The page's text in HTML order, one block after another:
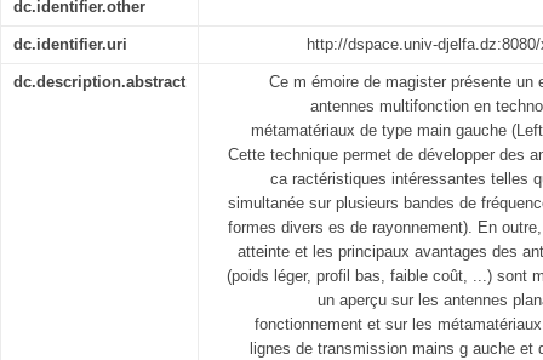
dc.identifier.other
dc.identifier.uri http://dspace.univ-
dc.description.abstract
Ce m émoire de magister présente un
antennes multifonction en
métamatériaux de type main gauche
Cette technique permet de développer des
ca ractéristiques intéressantes telles
simultanée sur plusieurs bandes de
formes divers es de rayonnement). En
atteinte et les principaux avantages des
(poids léger, profil bas, faible coût, ...) sont
un aperçu sur les antennes
fonctionnement et sur les
lignes de transmission mains g auche